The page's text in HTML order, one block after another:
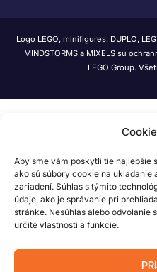
Aby sme vám poskytli tie najlepšie
ako sú súbory cookie na
zariadení. Súhlas s týmito
údaje, ako je správanie pri
stránke. Nesúhlas alebo odvolanie
určité vlastnosti a funkcie.
Logo LEGO, minifigures, DUPLO,
MINDSTORMS a MIXELS sú
LEGO Group.